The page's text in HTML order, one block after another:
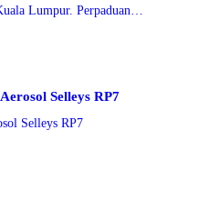
Lumpur. Perpaduan
Selleys RP7
Selleys RP7